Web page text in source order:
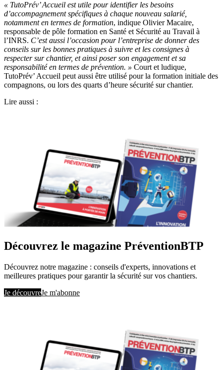
« TutoPrév’ Accueil est utile pour identifier les besoins
d’accompagnement spécifiques à chaque nouveau salarié,
notamment en termes de formation, indique Olivier Macaire,
responsable de pôle formation en Santé et Sécurité au Travail à
l’INRS. C’est aussi l’occasion pour l’entreprise de donner des
conseils sur les bonnes pratiques à suivre et les consignes à
respecter sur chantier, et ainsi poser son engagement et sa
responsabilité en termes de prévention. » Court et ludique,
TutoPrév’ Accueil peut aussi être utilisé pour la formation initiale des
compagnons, ou lors des quarts d’heure sécurité sur chantier.
Lire aussi :
Découvrez le magazine PréventionBTP
Découvrez notre magazine : conseils d'experts, innovations et
meilleures pratiques pour garantir la sécurité sur vos chantiers.
Je découvreJe m'abonne